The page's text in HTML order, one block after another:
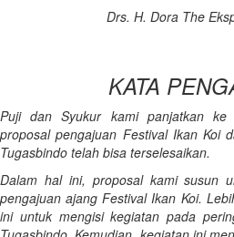
Drs. H. Dora The
KATA
Puji dan Syukur kami panjatkan
proposal pengajuan Festival Ikan Koi
Tugasbindo telah bisa terselesaikan.
Dalam hal ini, proposal kami susun
pengajuan ajang Festival Ikan Koi.
ini untuk mengisi kegiatan pada